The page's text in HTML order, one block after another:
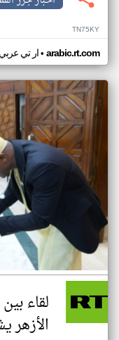
TN75KY
ار تي عربي• arabic.rt.com
لقاء
الأزهر